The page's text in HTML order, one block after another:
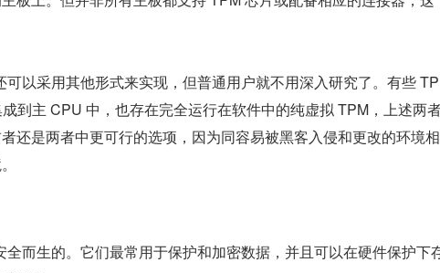
以采用其他形式来实现，但普通用户就不用深入研究了。有些 TP
到主 CPU 中，也存在完全运行在软件中的纯虚拟 TPM，上述两
还是两者中更可行的选项，因为同容易被黑客入侵和更改的环境相
而生的。它们最常用于保护和加密数据，并且可以在硬件保护下